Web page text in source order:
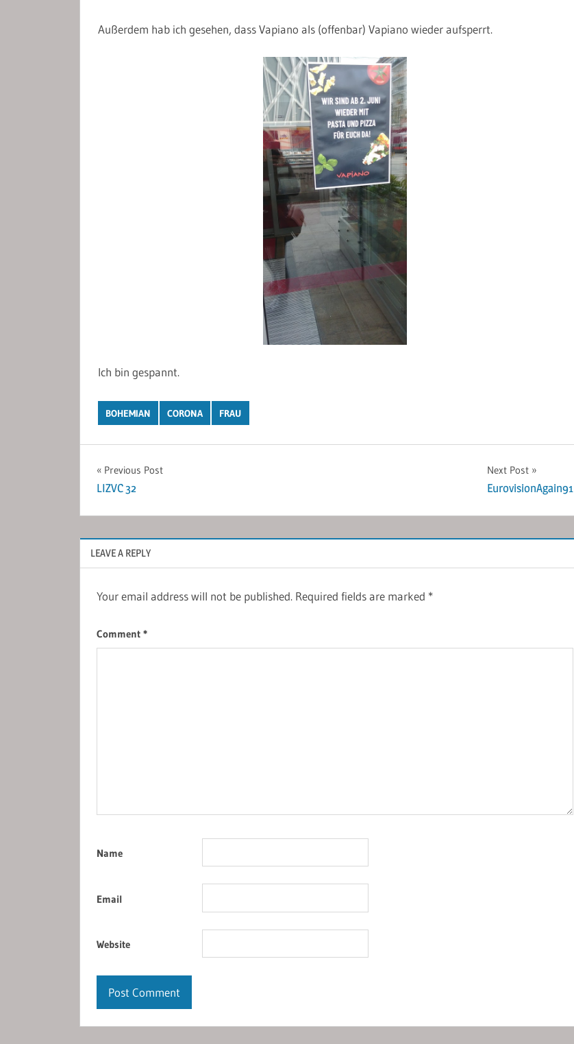
Außerdem hab ich gesehen, dass Vapiano als (offenbar) Vapiano wieder aufsperrt.
Ich bin gespannt.
BOHEMIAN CORONA FRAU
Post
navigation
Previous Post
LIZVC 32
Next Post
EurovisionAgain91
LEAVE A REPLY
Your email address will not be published. Required fields are marked *
Comment *
Name
Email
Website